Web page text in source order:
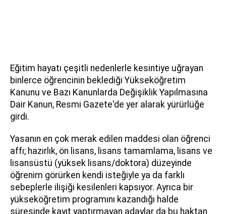
Eğitim hayatı çeşitli nedenlerle kesintiye uğrayan
binlerce öğrencinin beklediği Yükseköğretim
Kanunu ve Bazı Kanunlarda Değişiklik Yapılmasına
Dair Kanun, Resmi Gazete'de yer alarak yürürlüğe
girdi.
Yasanın en çok merak edilen maddesi olan öğrenci
affı; hazırlık, ön lisans, lisans tamamlama, lisans ve
lisansüstü (yüksek lisans/doktora) düzeyinde
öğrenim görürken kendi isteğiyle ya da farklı
sebeplerle ilişiği kesilenleri kapsıyor. Ayrıca bir
yükseköğretim programını kazandığı halde
süresinde kayıt yaptırmayan adaylar da bu haktan